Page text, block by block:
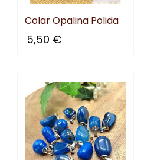
Colar Opalina Polida
5,50 €